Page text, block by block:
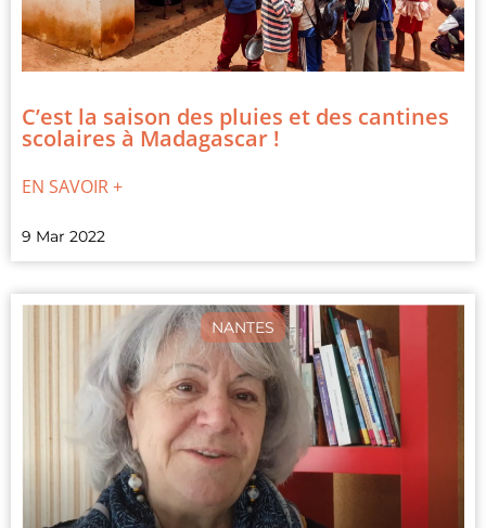
C’est la saison des pluies et des cantines
scolaires à Madagascar !
EN SAVOIR +
9 Mar 2022
NANTES